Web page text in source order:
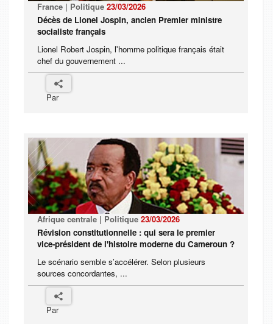
France | Politique 23/03/2026
Décès de Lionel Jospin, ancien Premier ministre
socialiste français
Lionel Robert Jospin, l'homme politique français était
chef du gouvernement ...
Par
Afrique centrale | Politique 23/03/2026
Révision constitutionnelle : qui sera le premier
vice-président de l'histoire moderne du Cameroun ?
Le scénario semble s’accélérer. Selon plusieurs
sources concordantes, ...
Par